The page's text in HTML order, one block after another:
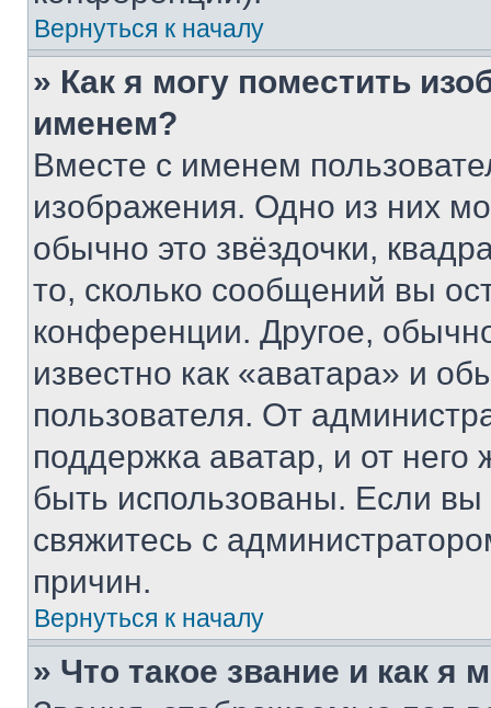
Вернуться к началу
» Как я могу поместить
именем?
Вместе с именем
изображения. Одно из них
обычно это звёздочки,
то, сколько сообщений вы
конференции. Другое,
известно как «аватара» и
пользователя. От
поддержка аватар, и от него
быть использованы. Если
свяжитесь с
причин.
Вернуться к началу
» Что такое звание и как я